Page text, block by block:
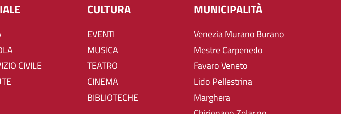
CIVILE
CULTURA
EVENTI
MUSICA
TEATRO
CINEMA
BIBLIOTECHE
MUNICIPALITÀ
Venezia Murano Burano
Mestre Carpenedo
Favaro Veneto
Lido Pellestrina
Marghera